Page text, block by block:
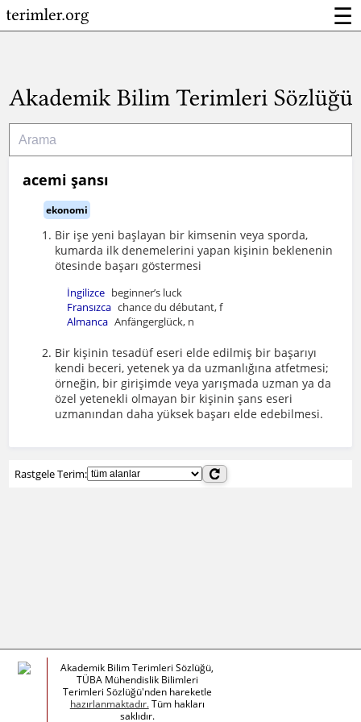
☰
acemi şansı
ekonomi
Bir işe yeni başlayan bir kimsenin veya sporda,
kumarda ilk denemelerini yapan kişinin beklenenin
ötesinde başarı göstermesi
İngilizce beginner’s luck
Fransızca chance du débutant, f
Almanca Anfängerglück, n
Bir kişinin tesadüf eseri elde edilmiş bir başarıyı
kendi beceri, yetenek ya da uzmanlığına atfetmesi;
örneğin, bir girişimde veya yarışmada uzman ya da
özel yetenekli olmayan bir kişinin şans eseri
uzmanından daha yüksek başarı elde edebilmesi.
Rastgele Terim:
Akademik Bilim Terimleri Sözlüğü,
TÜBA Mühendislik Bilimleri
Terimleri Sözlüğü'nden hareketle
hazırlanmaktadır.Tüm hakları
saklıdır.